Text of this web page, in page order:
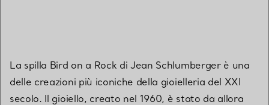
La spilla Bird on a Rock di Jean Schlumberger è una
delle creazioni più iconiche della gioielleria del XXI
secolo. Il gioiello, creato nel 1960, è stato da allora